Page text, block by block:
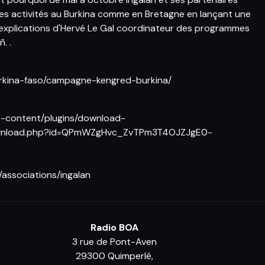
activités au Burkina comme en Bretagne en lançant une
d'Hervé Le Gal coordinateur des programmes
.
faso/campagne-kengred-burkina/
content/plugins/download-
ingalan
Radio BOA
3 rue de Pont-Aven
29300 Quimperlé,